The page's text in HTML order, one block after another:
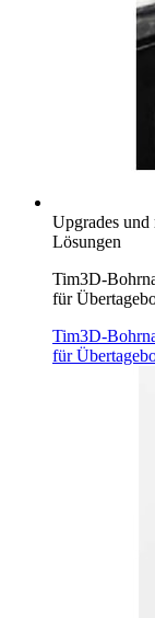
Upgrades und
Lösungen
Tim3D-
für
Tim3D-
für